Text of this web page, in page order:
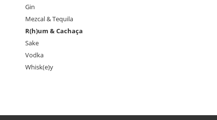
Gin
Mezcal & Tequila
R(h)um & Cachaça
Sake
Vodka
Whisk(e)y